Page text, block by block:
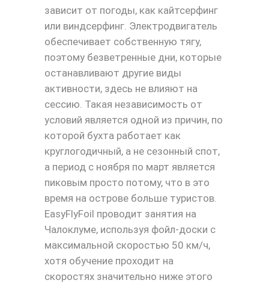
зависит от погоды, как кайтсерфинг
или виндсерфинг. Электродвигатель
обеспечивает собственную тягу,
поэтому безветренные дни, которые
останавливают другие виды
активности, здесь не влияют на
сессию. Такая независимость от
условий является одной из причин, по
которой бухта работает как
круглогодичный, а не сезонный спот,
а период с ноября по март является
пиковым просто потому, что в это
время на острове больше туристов.
EasyFlyFoil проводит занятия на
Чалоклуме, используя фойл-доски с
максимальной скоростью 50 км/ч,
хотя обучение проходит на
скоростях значительно ниже этого